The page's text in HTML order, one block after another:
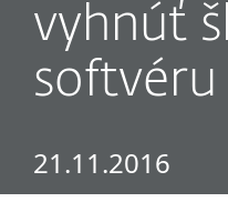
vyhnúť
softvéru
21.11.2016